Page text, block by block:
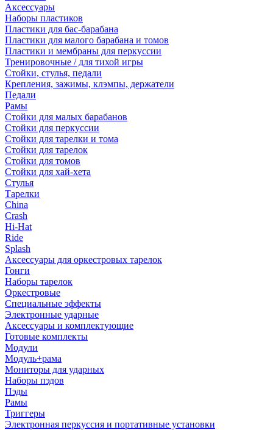
Аксессуары
Наборы пластиков
Пластики для бас-барабана
Пластики для малого барабана и томов
Пластики и мембраны для перкуссии
Тренировочные / для тихой игры
Стойки, стулья, педали
Крепления, зажимы, клэмпы, держатели
Педали
Рамы
Стойки для малых барабанов
Стойки для перкуссии
Стойки для тарелки и тома
Стойки для тарелок
Стойки для томов
Стойки для хай-хета
Стулья
Тарелки
China
Crash
Hi-Hat
Ride
Splash
Аксессуары для оркестровых тарелок
Гонги
Наборы тарелок
Оркестровые
Специальные эффекты
Электронные ударные
Аксессуары и комплектующие
Готовые комплекты
Модули
Модуль+рама
Мониторы для ударных
Наборы пэдов
Пэды
Рамы
Триггеры
Электронная перкуссия и портативные установки